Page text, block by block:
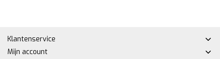
Klantenservice
Mijn account